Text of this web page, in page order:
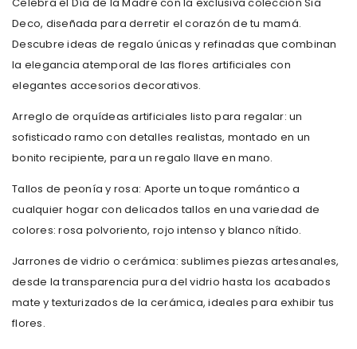
Deco, diseñada para derretir el corazón de tu mamá.
Descubre ideas de regalo únicas y refinadas que combinan
la elegancia atemporal de las flores artificiales con
elegantes accesorios decorativos.
Arreglo de orquídeas artificiales listo para regalar: un
sofisticado ramo con detalles realistas, montado en un
bonito recipiente, para un regalo llave en mano.
Tallos de peonía y rosa: Aporte un toque romántico a
cualquier hogar con delicados tallos en una variedad de
colores: rosa polvoriento, rojo intenso y blanco nítido.
Jarrones de vidrio o cerámica: sublimes piezas artesanales,
desde la transparencia pura del vidrio hasta los acabados
mate y texturizados de la cerámica, ideales para exhibir tus
flores.